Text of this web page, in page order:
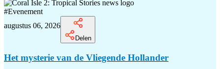
#Evenement
augustus 06, 2026
Delen
Het mysterie van de Vliegende Hollander